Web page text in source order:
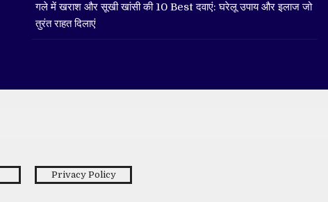
गले में खराश और सूखी खांसी की 10 Best दवाएं: घरेलू उपाय और इलाज जो
तुरंत राहत दिलाएं
Privacy Policy